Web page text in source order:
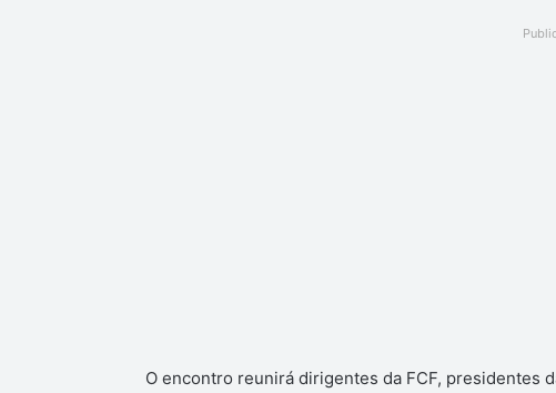
O encontro reunirá dirigentes da FCF, presidentes